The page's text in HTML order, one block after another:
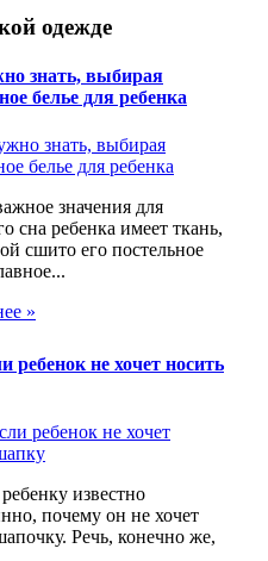
одежде
знать, выбирая
белье для ребенка
значения для
сна ребенка имеет ткань,
сшито его постельное
»
ребенок не хочет носить
известно
почему он не хочет
Речь, конечно же,